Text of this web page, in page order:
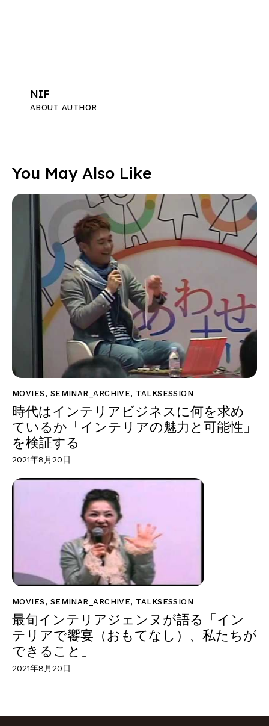
NIF
ABOUT AUTHOR
You May Also Like
MOVIES , SEMINAR_ARCHIVE, TALKSESSION
時代はインテリアビジネスに何を求め
ているか「インテリアの魅力と可能性」
を検証する
2021年8月20日
MOVIES , SEMINAR_ARCHIVE, TALKSESSION
最旬インテリアジェンヌが語る「イン
テリアで饗宴（おもてなし）、私たちが
できること」
2021年8月20日